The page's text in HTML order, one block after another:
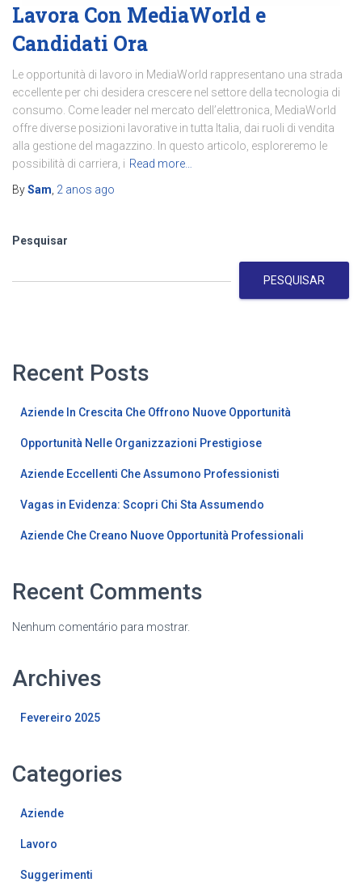
Lavora Con MediaWorld e
Candidati Ora
Le opportunità di lavoro in MediaWorld rappresentano una strada
eccellente per chi desidera crescere nel settore della tecnologia di
consumo. Come leader nel mercato dell’elettronica, MediaWorld
offre diverse posizioni lavorative in tutta Italia, dai ruoli di vendita
alla gestione del magazzino. In questo articolo, esploreremo le
possibilità di carriera, i Read more…
BySam 2 anos ago
Pesquisar
PESQUISAR
Recent Posts
Aziende In Crescita Che Offrono Nuove Opportunità
Opportunità Nelle Organizzazioni Prestigiose
Aziende Eccellenti Che Assumono Professionisti
Vagas in Evidenza: Scopri Chi Sta Assumendo
Aziende Che Creano Nuove Opportunità Professionali
Recent Comments
Nenhum comentário para mostrar.
Archives
Fevereiro 2025
Categories
Aziende
Lavoro
Suggerimenti